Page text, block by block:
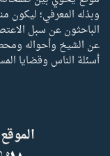
وبذله المعرفي؛ ليكون
الباحثون عن سبل
عن الشيخ وأحواله
أسئلة الناس وقضايا